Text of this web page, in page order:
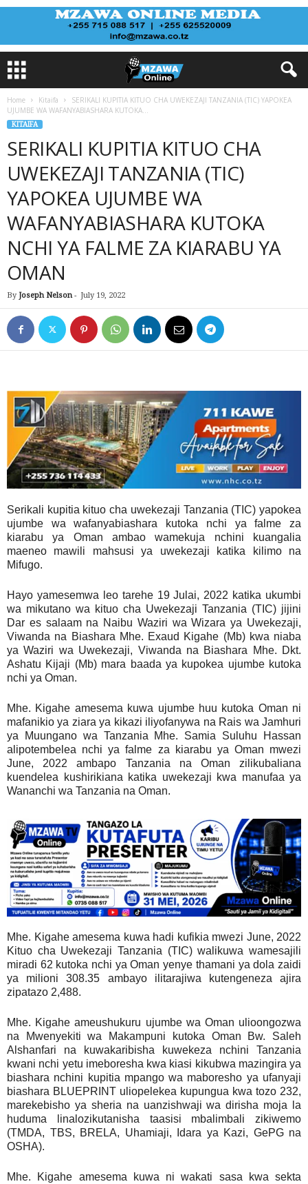
Home Kitaifa
SERIKALI KUPITIA KITUO CHA UWEKEZAJI TANZANIA (TIC) YAPOKEA
UJUMBE WA WAFANYABIASHARA KUTOKA...
KITAIFA
SERIKALI KUPITIA KITUO CHA
UWEKEZAJI TANZANIA (TIC)
YAPOKEA UJUMBE WA
WAFANYABIASHARA KUTOKA
NCHI YA FALME ZA KIARABU YA
OMAN
By Joseph Nelson- July 19, 2022
Serikali kupitia kituo cha uwekezaji Tanzania (TIC) yapokea
ujumbe wa wafanyabiashara kutoka nchi ya falme za
kiarabu ya Oman ambao wamekuja nchini kuangalia
maeneo mawili mahsusi ya uwekezaji katika kilimo na
Mifugo.
Hayo yamesemwa leo tarehe 19 Julai, 2022 katika ukumbi
wa mikutano wa kituo cha Uwekezaji Tanzania (TIC) jijini
Dar es salaam na Naibu Waziri wa Wizara ya Uwekezaji,
Viwanda na Biashara Mhe. Exaud Kigahe (Mb) kwa niaba
ya Waziri wa Uwekezaji, Viwanda na Biashara Mhe. Dkt.
Ashatu Kijaji (Mb) mara baada ya kupokea ujumbe kutoka
nchi ya Oman.
Mhe. Kigahe amesema kuwa ujumbe huu kutoka Oman ni
mafanikio ya ziara ya kikazi iliyofanywa na Rais wa Jamhuri
ya Muungano wa Tanzania Mhe. Samia Suluhu Hassan
alipotembelea nchi ya falme za kiarabu ya Oman mwezi
June, 2022 ambapo Tanzania na Oman zilikubaliana
kuendelea kushirikiana katika uwekezaji kwa manufaa ya
Wananchi wa Tanzania na Oman.
Mhe. Kigahe amesema kuwa hadi kufikia mwezi June, 2022
Kituo cha Uwekezaji Tanzania (TIC) walikuwa wamesajili
miradi 62 kutoka nchi ya Oman yenye thamani ya dola zaidi
ya milioni 308.35 ambayo ilitarajiwa kutengeneza ajira
zipatazo 2,488.
Mhe. Kigahe ameushukuru ujumbe wa Oman ulioongozwa
na Mwenyekiti wa Makampuni kutoka Oman Bw. Saleh
Alshanfari na kuwakaribisha kuwekeza nchini Tanzania
kwani nchi yetu imeboresha kwa kiasi kikubwa mazingira ya
biashara nchini kupitia mpango wa maboresho ya ufanyaji
biashara BLUEPRINT uliopelekea kupungua kwa tozo 232,
marekebisho ya sheria na uanzishwaji wa dirisha moja la
huduma linalozikutanisha taasisi mbalimbali zikiwemo
(TMDA, TBS, BRELA, Uhamiaji, Idara ya Kazi, GePG na
OSHA).
Mhe. Kigahe amesema kuwa ni wakati sasa kwa sekta